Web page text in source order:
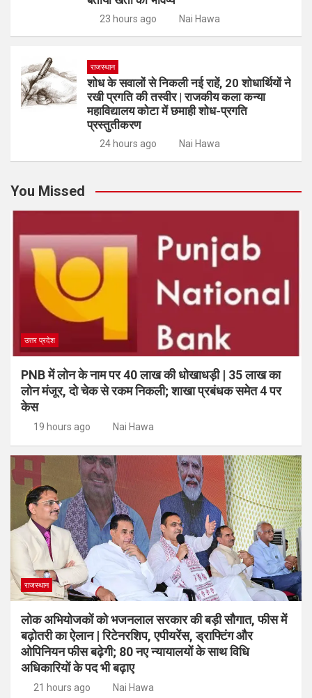
23 hours ago Nai Hawa
राजस्थान
शोध के सवालों से निकली नई राहें, 20 शोधार्थियों ने
रखी प्रगति की तस्वीर | राजकीय कला कन्या
महाविद्यालय कोटा में छमाही शोध-प्रगति
प्रस्तुतीकरण
24 hours ago Nai Hawa
You Missed
उत्तर प्रदेश
PNB में लोन के नाम पर 40 लाख की धोखाधड़ी | 35 लाख का
लोन मंजूर, दो चेक से रकम निकली; शाखा प्रबंधक समेत 4 पर
केस
19 hours ago Nai Hawa
राजस्थान
लोक अभियोजकों को भजनलाल सरकार की बड़ी सौगात, फीस में
बढ़ोतरी का ऐलान | रिटेनरशिप, एपीयरेंस, ड्राफ्टिंग और
ओपिनियन फीस बढ़ेगी; 80 नए न्यायालयों के साथ विधि
अधिकारियों के पद भी बढ़ाए
21 hours ago Nai Hawa